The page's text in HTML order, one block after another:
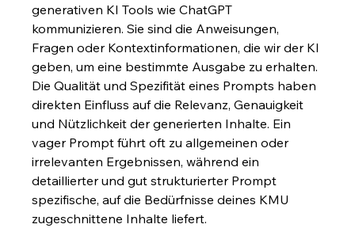
generativen KI Tools wie ChatGPT
kommunizieren. Sie sind die Anweisungen,
Fragen oder Kontextinformationen, die wir der KI
geben, um eine bestimmte Ausgabe zu erhalten.
Die Qualität und Spezifität eines Prompts haben
direkten Einfluss auf die Relevanz, Genauigkeit
und Nützlichkeit der generierten Inhalte. Ein
vager Prompt führt oft zu allgemeinen oder
irrelevanten Ergebnissen, während ein
detaillierter und gut strukturierter Prompt
spezifische, auf die Bedürfnisse deines KMU
zugeschnittene Inhalte liefert.